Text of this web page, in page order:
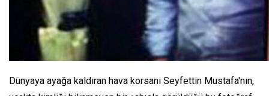
Dünyaya ayağa kaldıran hava korsanı Seyfettin Mustafa'nın,